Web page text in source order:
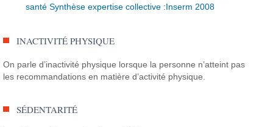
santé Synthèse expertise collective :Inserm 2008
INACTIVITÉ PHYSIQUE
On parle d’inactivité physique lorsque la personne n’atteint pas
les recommandations en matière d’activité physique.
SÉDENTARITÉ